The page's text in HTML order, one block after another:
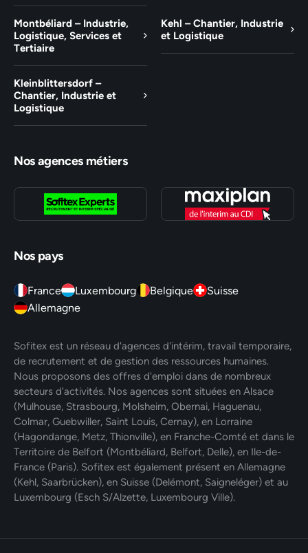
Montbéliard – Industrie,
Logistique, Services et
Tertiaire
Kehl – Chantier, Industrie
et Logistique
Kleinblittersdorf –
Chantier, Industrie et
Logistique
Nos agences métiers
Nos pays
France Luxembourg Belgique
Suisse
Allemagne
Sofitex est un réseau d'agences d'intérim, travail temporaire,
de recrutement et de gestion des ressources humaines.
Nous proposons des offres d'emploi dans de nombreux
secteurs d'activités. Nos agences sont situées en Alsace
(Mulhouse, Strasbourg, Molsheim, Obernai, Haguenau,
Colmar, Guebwiller, Saint Louis, Cernay), en Lorraine
(Hagondange, Metz, Thionville), en Franche-Comté et dans le
Territoire de Belfort (Montbéliard, Belfort, Delle), en Ile-de-
France (Paris). Sofitex est également présent en Allemagne
(Kehl, Saarbrücken), en Suisse (Delémont, Saigneléger) et au
Luxembourg (Esch S/Alzette, Luxembourg Ville).